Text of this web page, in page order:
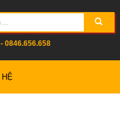
0846.656.658
HỆ